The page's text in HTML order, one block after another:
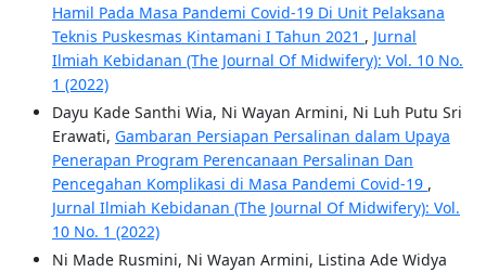
Hamil Pada Masa Pandemi Covid-19 Di Unit Pelaksana
Teknis Puskesmas Kintamani I Tahun 2021 , Jurnal
Ilmiah Kebidanan (The Journal Of Midwifery): Vol. 10 No.
1 (2022)
Dayu Kade Santhi Wia, Ni Wayan Armini, Ni Luh Putu Sri
Erawati, Gambaran Persiapan Persalinan dalam Upaya
Penerapan Program Perencanaan Persalinan Dan
Pencegahan Komplikasi di Masa Pandemi Covid-19 ,
Jurnal Ilmiah Kebidanan (The Journal Of Midwifery): Vol.
10 No. 1 (2022)
Ni Made Rusmini, Ni Wayan Armini, Listina Ade Widya